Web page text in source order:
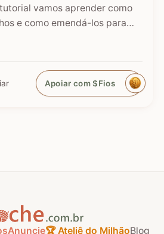
vamos aprender como
e como emendá-los para
Coruja de Crochê. É
começa a ganhar
Este tapete é um
seguindo os…Apoiar com $Fios
Anuncie🏆 Ateliê do MilhãoBlog